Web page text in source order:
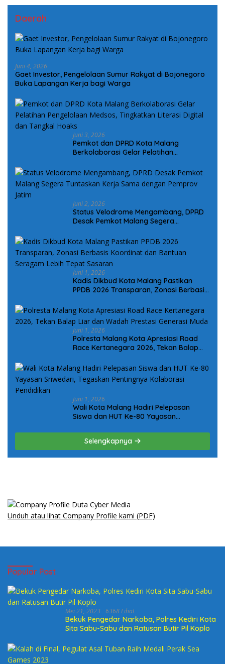
Daerah
Juni 4, 2026
Gaet Investor, Pengelolaan Sumur Rakyat di Bojonegoro
Buka Lapangan Kerja bagi Warga
Juni 3, 2026
Pemkot dan DPRD Kota Malang
Berkolaborasi Gelar Pelatihan
Digital dan Tangkal Hoaks
Juni 2, 2026
Status Velodrome Mengambang, DPRD
Desak Pemkot Malang Segera
Jatim
Juni 1, 2026
Kadis Dikbud Kota Malang Pastikan
PPDB 2026 Transparan, Zonasi Berbasis
Tepat Sasaran
Juni 1, 2026
Polresta Malang Kota Apresiasi Road
Race Kertanegara 2026, Tekan Balap
Juni 1, 2026
Wali Kota Malang Hadiri Pelepasan
Siswa dan HUT Ke-80 Yayasan
Kolaborasi Pendidikan
Selengkapnya
Unduh atau lihat Company Profile kami (PDF)
Popular Post
Mei 21, 2023 6368 Lihat
Bekuk Pengedar Narkoba, Polres Kediri Kota
Sita Sabu-Sabu dan Ratusan Butir Pil Koplo